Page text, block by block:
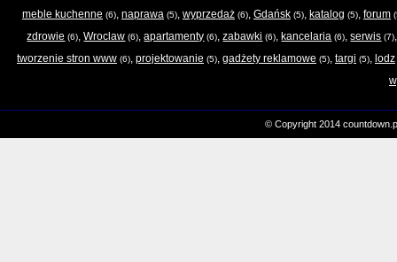
meble kuchenne (6), naprawa (5), wyprzedaż (6), Gdańsk (5), katalog (5), forum
zdrowie (6),Wroclaw (6),apartamenty (6),zabawki (6), kancelaria (6),serwis (7)
tworzenie stron www (6), projektowanie (5), gadżety reklamowe (5), targi (5), lodz
© Copyright 2014